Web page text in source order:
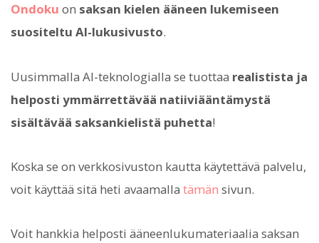
Ondoku on saksan kielen ääneen lukemiseen
suositeltu AI-lukusivusto.
Uusimmalla AI-teknologialla se tuottaa realistista ja
helposti ymmärrettävää natiiviääntämystä
sisältävää saksankielistä puhetta!
Koska se on verkkosivuston kautta käytettävä palvelu,
voit käyttää sitä heti avaamalla tämän sivun.
Voit hankkia helposti ääneenlukumateriaalia saksan